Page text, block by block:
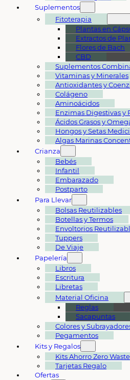
Suplementos
Fitoterapia
Plantas en
Extractos de
Flores de Bach
CBD
Suplementos
Vitaminas y Minerales
Antioxidantes y
Colágeno
Aminoácidos
Enzimas Digestivas y
Ácidos Grasos y
Hongos y Setas
Algas Marinas
Crianza
Bebés
Infantil
Embarazado
Postparto
Para Llevar
Bolsas Reutilizables
Botellas y Termos
Envoltorios
Tuppers
De Viaje
Papelería
Libros
Escritura
Libretas
Material Oficina
Reglas
Sacapuntas
Colores y
Pegamentos
Kits y Regalos
Kits Ahorro Zero Waste
Tarjetas Regalo
Ofertas